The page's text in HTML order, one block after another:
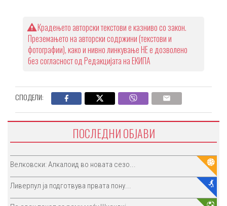
Крадењето авторски текстови е казниво со закон.
Преземањето на авторски содржини (текстови и
фотографии), како и нивно линкување НЕ е дозволено
без согласност од Редакцијата на ЕКИПА
СПОДЕЛИ:
ПОСЛЕДНИ ОБЈАВИ
Велковски: Алкалоид во новата сезо...
Ливерпул ја подготвува првата пону...